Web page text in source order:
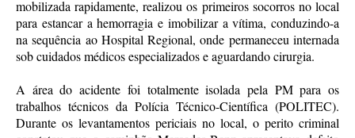
mobilizada rapidamente, realizou os primeiros socorros no local
para estancar a hemorragia e imobilizar a vítima, conduzindo-a
na sequência ao Hospital Regional, onde permaneceu internada
sob cuidados médicos especializados e aguardando cirurgia.
A área do acidente foi totalmente isolada pela PM para os
trabalhos técnicos da Polícia Técnico-Científica (POLITEC).
Durante os levantamentos periciais no local, o perito criminal